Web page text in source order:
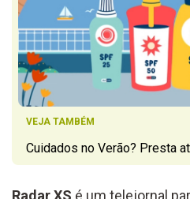
VEJA TAMBÉM
Cuidados no Verão? Presta